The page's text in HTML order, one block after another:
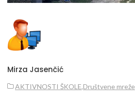
Mirza Jasenčić
AKTIVNOSTI ŠKOLE,Društvene mreže